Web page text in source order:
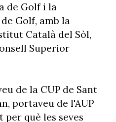
de Golf i la
Golf, amb la
Català del Sòl,
Superior
de la CUP de Sant
portaveu de l'AUP
per què les seves